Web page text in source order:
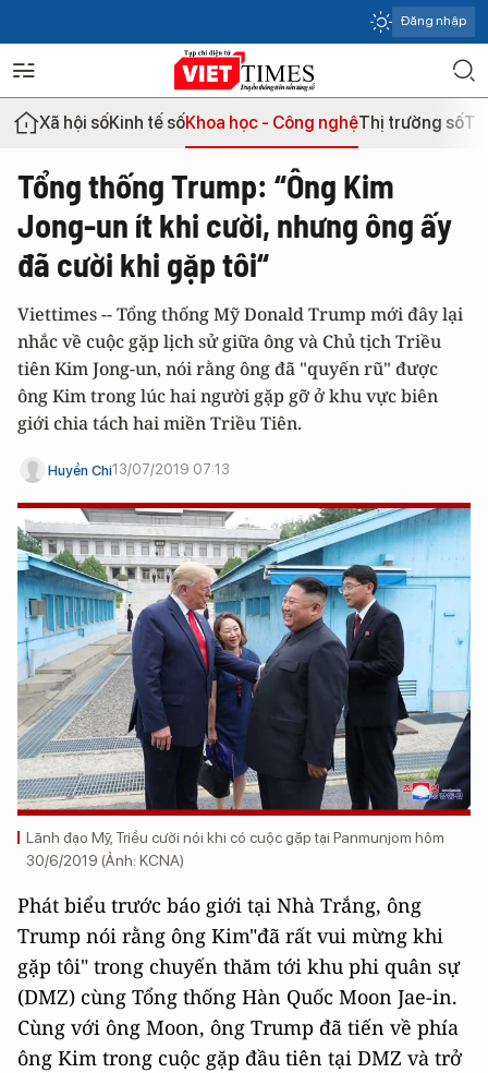
Đăng nhập
Xã hội sốKinh tế sốKhoa học - Công nghệThị trường số
Tổng thống Trump: “Ông Kim
Jong-un ít khi cười, nhưng ông ấy
đã cười khi gặp tôi“
Viettimes -- Tổng thống Mỹ Donald Trump mới đây lại
nhắc về cuộc gặp lịch sử giữa ông và Chủ tịch Triều
tiên Kim Jong-un, nói rằng ông đã "quyến rũ" được
ông Kim trong lúc hai người gặp gỡ ở khu vực biên
giới chia tách hai miền Triều Tiên.
Huyền Chi13/07/2019 07:13
Lãnh đạo Mỹ, Triều cười nói khi có cuộc gặp tại Panmunjom hôm
30/6/2019 (Ảnh: KCNA)
Phát biểu trước báo giới tại Nhà Trắng, ông
Trump nói rằng ông Kim"đã rất vui mừng khi
gặp tôi" trong chuyến thăm tới khu phi quân sự
(DMZ) cùng Tổng thống Hàn Quốc Moon Jae-in.
Cùng với ông Moon, ông Trump đã tiến về phía
ông Kim trong cuộc gặp đầu tiên tại DMZ và trở